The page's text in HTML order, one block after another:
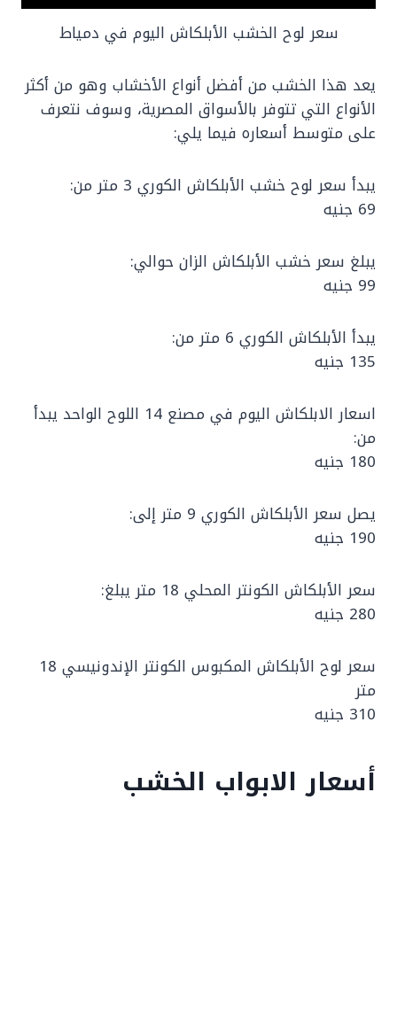
سعر لوح الخشب الأبلكاش اليوم في دمياط
يعد هذا الخشب من أفضل أنواع الأخشاب وهو من أكثر
الأنواع التي تتوفر بالأسواق المصرية، وسوف نتعرف
على متوسط أسعاره فيما يلي:
يبدأ سعر لوح خشب الأبلكاش الكوري 3 متر من:
69 جنيه
يبلغ سعر خشب الأبلكاش الزان حوالي:
99 جنيه
يبدأ الأبلكاش الكوري 6 متر من:
135 جنيه
اسعار الابلكاش اليوم في مصنع 14 اللوح الواحد يبدأ
من:
180 جنيه
يصل سعر الأبلكاش الكوري 9 متر إلى:
190 جنيه
سعر الأبلكاش الكونتر المحلي 18 متر يبلغ:
280 جنيه
سعر لوح الأبلكاش المكبوس الكونتر الإندونيسي 18
متر
310 جنيه
أسعار الابواب الخشب